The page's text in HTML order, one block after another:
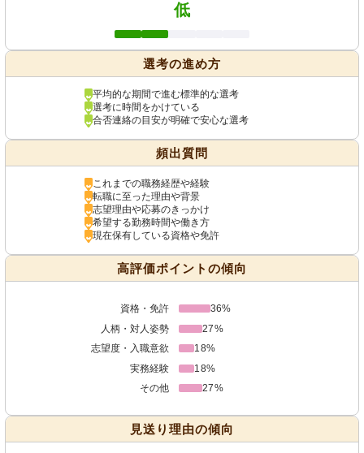
低
選考の進め方
平均的な期間で進む標準的な選考
選考に時間をかけている
合否連絡の目安が明確で安心な選考
頻出質問
これまでの職務経歴や経験
転職に至った理由や背景
志望理由や応募のきっかけ
希望する勤務時間や働き方
現在保有している資格や免許
高評価ポイントの傾向
資格・免許
36%
人柄・対人姿勢
27%
志望度・入職意欲
18%
実務経験
18%
その他
27%
見送り理由の傾向